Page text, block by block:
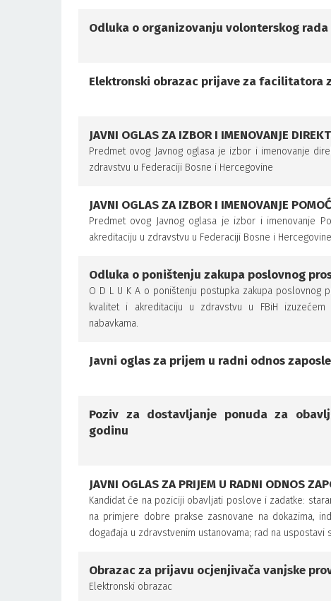
Odluka o organizovanju volonterskog rada
Elektronski obrazac prijave za facilitatora
JAVNI OGLAS ZA IZBOR I IMENOVANJE
Predmet ovog Javnog oglasa je izbor i imenovanje
zdravstvu u Federaciji Bosne i Hercegovine
JAVNI OGLAS ZA IZBOR I IMENOVANJE
Predmet ovog Javnog oglasa je izbor i imenovanje
akreditaciju u zdravstvu u Federaciji Bosne i Hercegovine
Odluka o poništenju zakupa poslovnog
O D L U K A o poništenju postupka zakupa poslovnog
kvalitet i akreditaciju u zdravstvu u FBiH
nabavkama.
Javni oglas za prijem u radni odnos
Poziv za dostavljanje ponuda za
godinu
JAVNI OGLAS ZA PRIJEM U RADNI ODNOS
Kandidat će na poziciji obavljati poslove i zadatke:
na primjere dobre prakse zasnovane na dokazima,
događaja u zdravstvenim ustanovama; rad na uspostavi
Obrazac za prijavu ocjenjivača vanjske
Elektronski obrazac